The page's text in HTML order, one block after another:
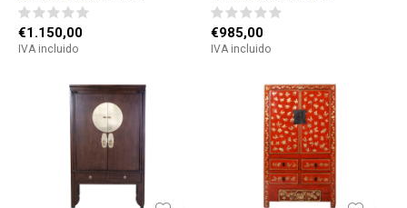
€1.150,00
IVA incluido
€985,00
IVA incluido